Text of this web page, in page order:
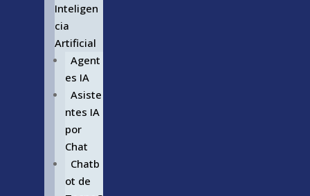
Inteligen
cia
Artificial
Agent
es IA
Asiste
ntes IA
por
Chat
Chatb
ot de